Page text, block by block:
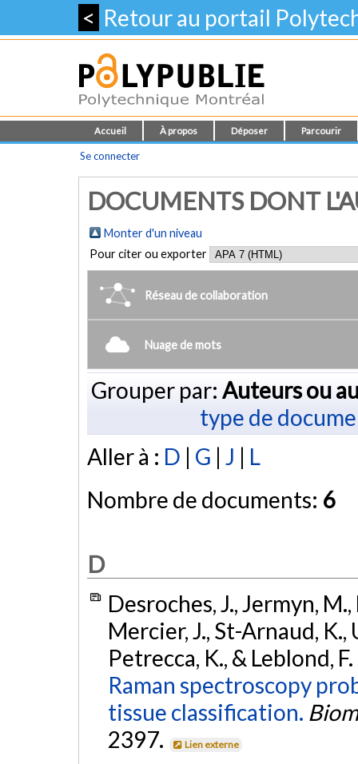
< Retour au portail
Accueil À propos Déposer Parcourir
Se connecter
DOCUMENTS DONT
Monter d'un niveau
Pour citer ou exporter
Réseau de collaboration
Nuage de mots
Grouper par: Auteurs ou
type de
Aller à : D | G | J | L
Nombre de documents: 6
D
Desroches, J., Jermyn,
Mercier, J., St-Arnaud, K.,
Petrecca, K., & Leblond,
Raman spectroscopy
tissue classification.
2397.
Lien externe